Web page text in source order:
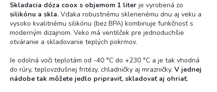
Skladacia dóza coox s objemom 1 liter je vyrobená zo
silikónu a skla. Vďaka robustnému sklenenému dnu aj veku a
vysoko kvalitnému silikónu (bez BPA) kombinuje funkčnosť s
moderným dizajnom. Veko má ventilček pre jednoduchšie
otváranie a skladovanie teplých pokrmov.
Je odolná voči teplotám od -40 °C do +230 °C a je tak vhodná
do rúry, teplovzdušnej fritézy, chladničky aj mrazničky. V jednej
nádobe tak môžete jedlo pripraviť, skladovať aj ohriať.